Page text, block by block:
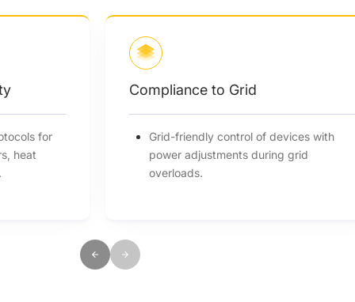
Integration & Compatibility
Common communication protocols for
hybrid inverters, EV chargers, heat
pumps, and string inverters.